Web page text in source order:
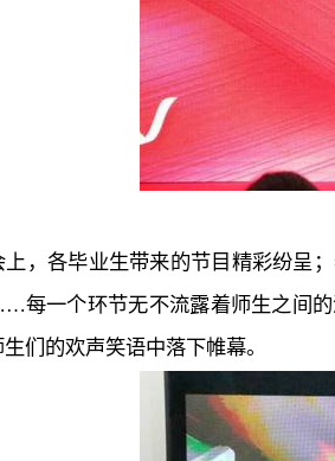
上，各毕业生带来的节目精彩纷呈
一个环节无不流露着师生之间的
们的欢声笑语中落下帷幕。